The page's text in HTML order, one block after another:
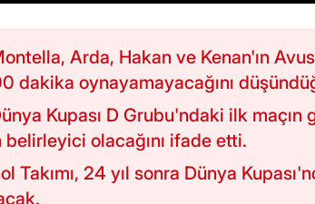
Arda, Hakan ve Kenan'ın
dakika oynayamayacağını
Kupası D Grubu'ndaki ilk maçın
belirleyici olacağını ifade etti.
Takımı, 24 yıl sonra Dünya